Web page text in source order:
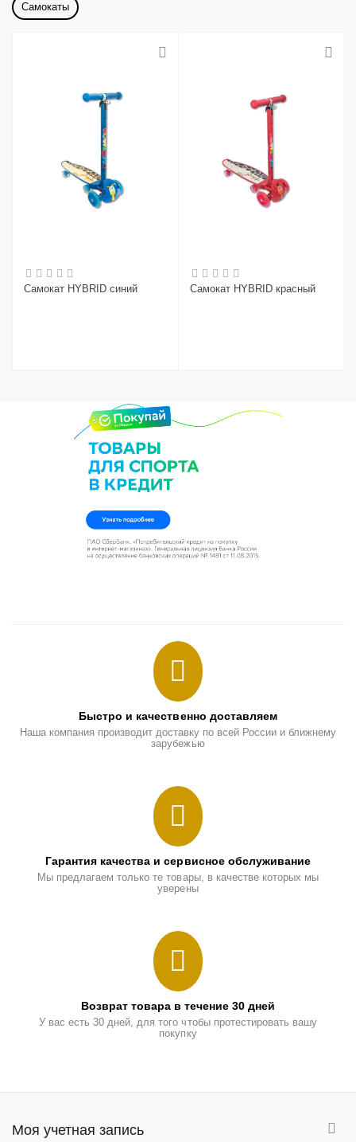
Самокаты
Самокат HYBRID синий Самокат HYBRID красный
Быстро и качественно доставляем
Наша компания производит доставку по всей России и ближнему
зарубежью
Гарантия качества и сервисное обслуживание
Мы предлагаем только те товары, в качестве которых мы
уверены
Возврат товара в течение 30 дней
У вас есть 30 дней, для того чтобы протестировать вашу
покупку
Моя учетная запись